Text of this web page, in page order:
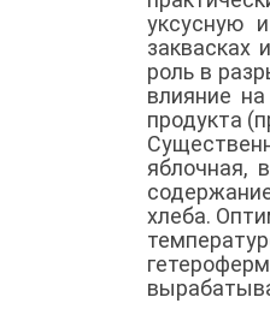
уксусную
заквасках
роль в
влияние
продукта
яблочная,
хлеба.